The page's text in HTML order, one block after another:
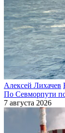
Алексей Лихачев
По Севморпути
7 августа 2026